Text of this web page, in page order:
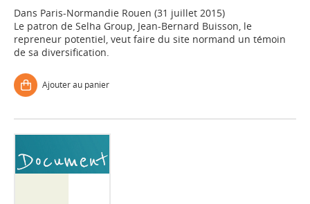
Dans Paris-Normandie Rouen (31 juillet 2015)
Le patron de Selha Group, Jean-Bernard Buisson, le
repreneur potentiel, veut faire du site normand un témoin
de sa diversification.
Ajouter au panier